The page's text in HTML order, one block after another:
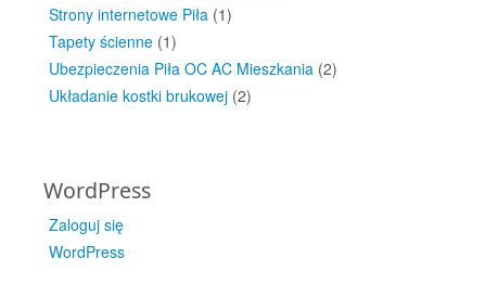
Strony internetowe Piła (1)
Tapety ścienne (1)
Ubezpieczenia Piła OC AC Mieszkania (2)
Układanie kostki brukowej (2)
WordPress
Zaloguj się
WordPress